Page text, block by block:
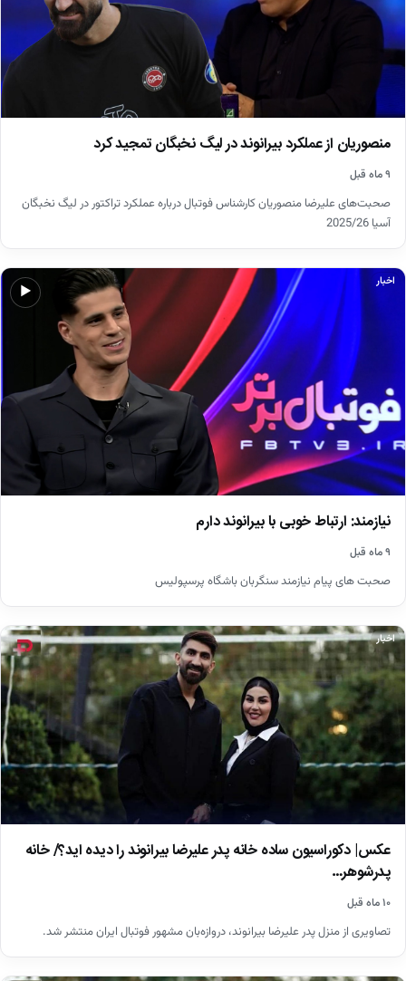
منصوریان از عملکرد بیرانوند در لیگ نخبگان تمجید کرد
۹ ماه قبل
صحبت‌های علیرضا منصوریان کارشناس فوتبال درباره عملکرد تراکتور در لیگ نخبگان
آسیا 2025/26
▶
اخبار
نیازمند: ارتباط خوبی با بیرانوند دارم
۹ ماه قبل
صحبت های پیام نیازمند سنگربان باشگاه پرسپولیس
اخبار
عکس| دکوراسیون ساده خانه پدر علیرضا بیرانوند را دیده اید؟/ خانه
پدرشوهر…
۱۰ ماه قبل
تصاویری از منزل پدر علیرضا بیرانوند، دروازه‌بان مشهور فوتبال ایران منتشر شد.